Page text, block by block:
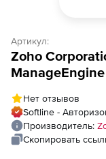
Артикул:
Zoho
fee for 1000
Нет отзывов
Softline -
Производитель:
Скопировать